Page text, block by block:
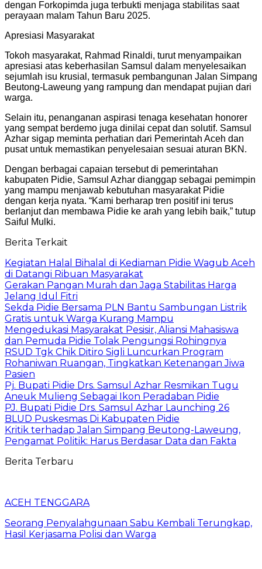
dengan Forkopimda juga terbukti menjaga stabilitas saat
perayaan malam Tahun Baru 2025.
Apresiasi Masyarakat
Tokoh masyarakat, Rahmad Rinaldi, turut menyampaikan
apresiasi atas keberhasilan Samsul dalam menyelesaikan
sejumlah isu krusial, termasuk pembangunan Jalan Simpang
Beutong-Laweung yang rampung dan mendapat pujian dari
warga.
Selain itu, penanganan aspirasi tenaga kesehatan honorer
yang sempat berdemo juga dinilai cepat dan solutif. Samsul
Azhar sigap meminta perhatian dari Pemerintah Aceh dan
pusat untuk memastikan penyelesaian sesuai aturan BKN.
Dengan berbagai capaian tersebut di pemerintahan
kabupaten Pidie, Samsul Azhar dianggap sebagai pemimpin
yang mampu menjawab kebutuhan masyarakat Pidie
dengan kerja nyata. “Kami berharap tren positif ini terus
berlanjut dan membawa Pidie ke arah yang lebih baik,” tutup
Saiful Mulki.
Berita Terkait
Kegiatan Halal Bihalal di Kediaman Pidie Wagub Aceh
di Datangi Ribuan Masyarakat
Gerakan Pangan Murah dan Jaga Stabilitas Harga
Jelang Idul Fitri
Sekda Pidie Bersama PLN Bantu Sambungan Listrik
Gratis untuk Warga Kurang Mampu
Mengedukasi Masyarakat Pesisir, Aliansi Mahasiswa
dan Pemuda Pidie Tolak Pengungsi Rohingnya
RSUD Tgk Chik Ditiro Sigli Luncurkan Program
Rohaniwan Ruangan, Tingkatkan Ketenangan Jiwa
Pasien
Pj. Bupati Pidie Drs. Samsul Azhar Resmikan Tugu
Aneuk Mulieng Sebagai Ikon Peradaban Pidie
PJ. Bupati Pidie Drs. Samsul Azhar Launching 26
BLUD Puskesmas Di Kabupaten Pidie
Kritik terhadap Jalan Simpang Beutong-Laweung,
Pengamat Politik: Harus Berdasar Data dan Fakta
Berita Terbaru
ACEH TENGGARA
Seorang Penyalahgunaan Sabu Kembali Terungkap,
Hasil Kerjasama Polisi dan Warga